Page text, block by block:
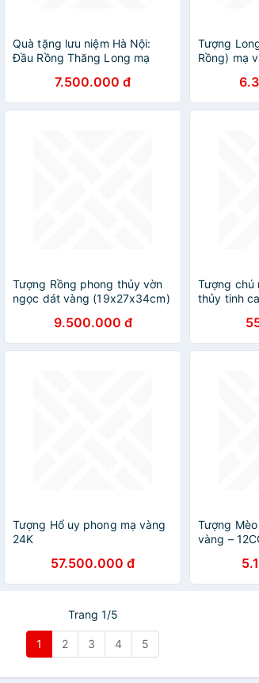
Quà tặng lưu niệm Hà Nội:
Đầu Rồng Thăng Long mạ
7.500.000 đ
Tượng
Rồng) mạ
Tượng Rồng phong thủy vờn
ngọc dát vàng (19x27x34cm)
hãng, trang trí nhà cửa,
phòng làm việc, quà tặng sếp,
đối tác, khách hàng, tân gia,
9.500.000 đ
Tượng chú
thủy tinh
Tượng Hổ uy phong mạ vàng
24K
57.500.000 đ
Tượng
vàng –
Trang 1/5
1 2 3 4 5